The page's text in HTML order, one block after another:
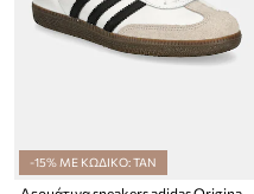
-15% ΜΕ ΚΩΔΙΚΟ: TAN